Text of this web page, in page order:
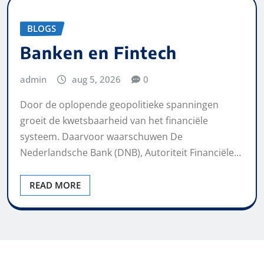
BLOGS
Banken en Fintech
admin aug 5, 2026 0
Door de oplopende geopolitieke spanningen
groeit de kwetsbaarheid van het financiële
systeem. Daarvoor waarschuwen De
Nederlandsche Bank (DNB), Autoriteit Financiële…
READ MORE